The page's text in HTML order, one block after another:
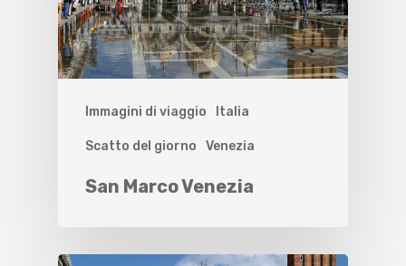
Immagini di viaggio Italia
Scatto del giorno Venezia
San Marco Venezia